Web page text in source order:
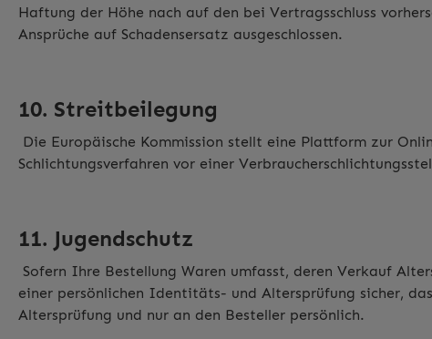
Haftung der Höhe nach auf den bei Vertragsschluss
Ansprüche auf Schadensersatz ausgeschlossen.
10. Streitbeilegung
Die Europäische Kommission stellt eine Plattform zur
Schlichtungsverfahren vor einer
11. Jugendschutz
Sofern Ihre Bestellung Waren umfasst, deren Verkauf
einer persönlichen Identitäts- und Altersprüfung sicher,
Altersprüfung und nur an den Besteller persönlich.